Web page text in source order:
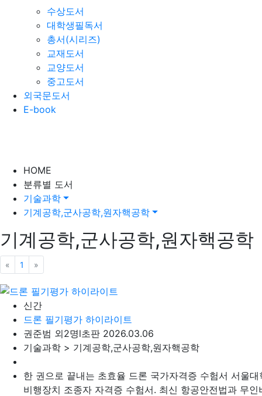
수상도서
대학생필독서
총서(시리즈)
교재도서
교양도서
중고도서
외국문도서
E-book
HOME
분류별 도서
기술과학
기계공학,군사공학,원자핵공학
기계공학,군사공학,원자핵공학
« 이전
1 »
신간
드론 필기평가 하이라이트
권준범 외2명l초판 2026.03.06
기술과학 > 기계공학,군사공학,원자핵공학
한 권으로 끝내는 초효율 드론 국가자격증 수험서 서울
비행장치 조종자 자격증 수험서. 최신 항공안전법과 무